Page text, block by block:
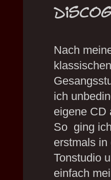
Nach
klassischen
ich
eigene CD
So ging
erstmals in
Tonstudio
einfach